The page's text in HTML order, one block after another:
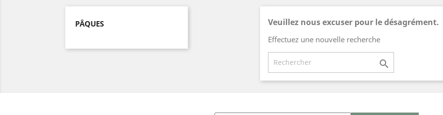
PÂQUES Veuillez nous excuser pour le désagrément.
Effectuez une nouvelle recherche
